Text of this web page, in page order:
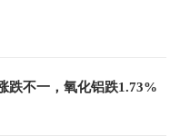
跌不一，氧化铝跌1.73%